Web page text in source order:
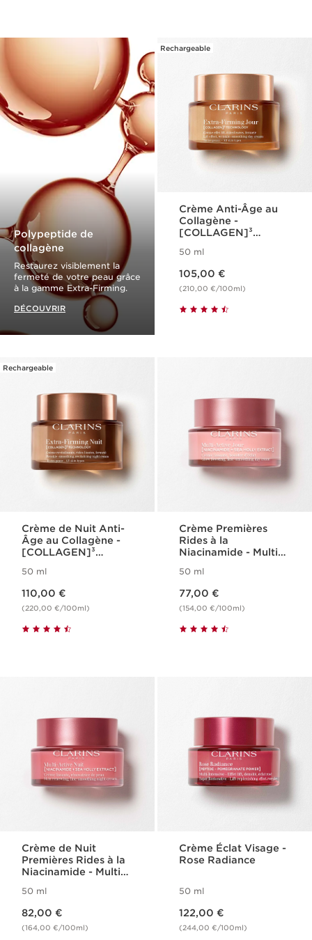
Polypeptide de
collagène
Restaurez visiblement la
fermeté de votre peau grâce
à la gamme Extra-Firming.
DÉCOUVRIR
Rechargeable
Crème Anti-Âge au
Collagène -
[COLLAGEN]³
Firming
50 ml
105,00 €
(210,00 €/100ml)
Rechargeable
Crème de Nuit Anti-
Âge au Collagène -
[COLLAGEN]³
Firming
50 ml
110,00 €
(220,00 €/100ml)
Crème Premières
Rides à la
Niacinamide - Multi
50 ml
77,00 €
(154,00 €/100ml)
Crème de Nuit
Premières Rides à la
Niacinamide - Multi
50 ml
82,00 €
(164,00 €/100ml)
Crème Éclat Visage -
Rose Radiance
50 ml
122,00 €
(244,00 €/100ml)